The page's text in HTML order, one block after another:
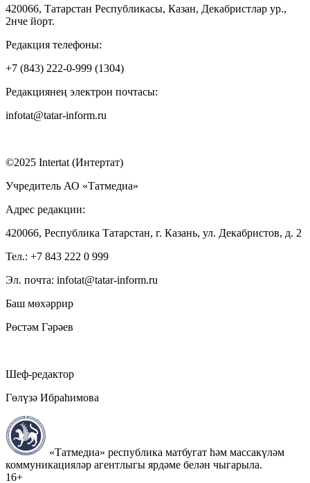
420066, Татарстан Республикасы, Казан, Декабристлар ур.,
2нче йорт.
Редакция телефоны:
+7 (843) 222-0-999 (1304)
Редакциянең электрон почтасы:
infotat@tatar-inform.ru
©2025 Intertat (Интертат)
Учредитель АО «Татмедиа»
Адрес редакции:
420066, Республика Татарстан, г. Казань, ул. Декабристов, д. 2
Тел.: +7 843 222 0 999
Эл. почта: infotat@tatar-inform.ru
Баш мөхәррир
Рөстәм Гәрәев
Шеф-редактор
Гөлүзә Ибраһимова
«Татмедиа» республика матбугат һәм массакүләм
коммуникацияләр агентлыгы ярдәме белән чыгарыла.
16+